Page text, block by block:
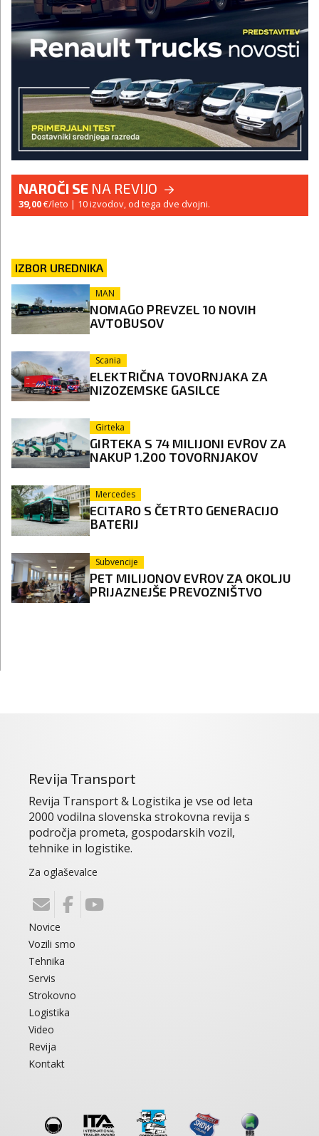
NAROČI SE NA REVIJO
39,00€/leto | 10 izvodov, od tega dve dvojni.
IZBOR UREDNIKA
MAN
NOMAGO PREVZEL 10 NOVIH
AVTOBUSOV
Scania
ELEKTRIČNA TOVORNJAKA ZA
NIZOZEMSKE GASILCE
Girteka
GIRTEKA S 74 MILIJONI EVROV ZA
NAKUP 1.200 TOVORNJAKOV
Mercedes
ECITARO S ČETRTO GENERACIJO
BATERIJ
Subvencije
PET MILIJONOV EVROV ZA OKOLJU
PRIJAZNEJŠE PREVOZNIŠTVO
Revija Transport
Revija Transport & Logistika je vse od leta
2000 vodilna slovenska strokovna revija s
področja prometa, gospodarskih vozil,
tehnike in logistike.
Za oglaševalce
Novice
Vozili smo
Tehnika
Servis
Strokovno
Logistika
Video
Revija
Kontakt